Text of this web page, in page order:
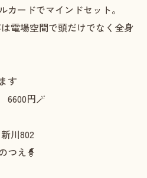
カードでマインドセット。
電場空間で頭だけでなく全身
す
6600円🪄
川802
つえ🧙